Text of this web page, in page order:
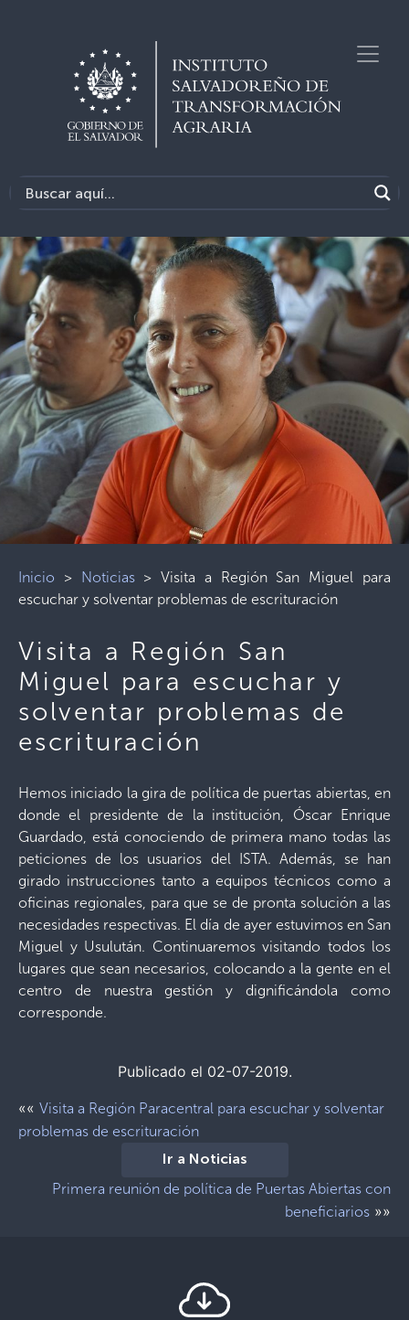
Inicio > Noticias>Visita a Región San Miguel para
escuchar y solventar problemas de escrituración
Visita a Región San
Miguel para escuchar y
solventar problemas de
escrituración
Hemos iniciado la gira de política de puertas abiertas, en
donde el presidente de la institución, Óscar Enrique
Guardado, está conociendo de primera mano todas las
peticiones de los usuarios del ISTA. Además, se han
girado instrucciones tanto a equipos técnicos como a
oficinas regionales, para que se de pronta solución a las
necesidades respectivas. El día de ayer estuvimos en San
Miguel y Usulután. Continuaremos visitando todos los
lugares que sean necesarios, colocando a la gente en el
centro de nuestra gestión y dignificándola como
corresponde.
Publicado el 02-07-2019.
«« Visita a Región Paracentral para escuchar y solventar
problemas de escrituración
Ir a Noticias
Primera reunión de política de Puertas Abiertas con
beneficiarios »»